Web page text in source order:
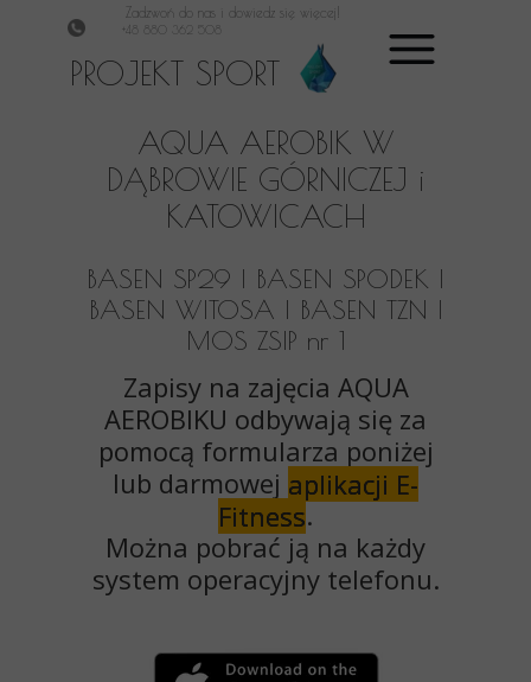
Zadzwoń do nas i dowiedz się więcej!
+48 880 362 508
PROJEKT SPORT
Zapisy na zajęcia AQUA
AEROBIKU odbywają się za
pomocą formularza poniżej
lub darmowej aplikacji E-
Fitness.
Można pobrać ją na każdy
system operacyjny telefonu.
AQUA AEROBIK W
DĄBROWIE GÓRNICZEJ i
KATOWICACH
BASEN SP29 | BASEN SPODEK |
BASEN WITOSA | BASEN TZN |
MOS ZSIP nr 1